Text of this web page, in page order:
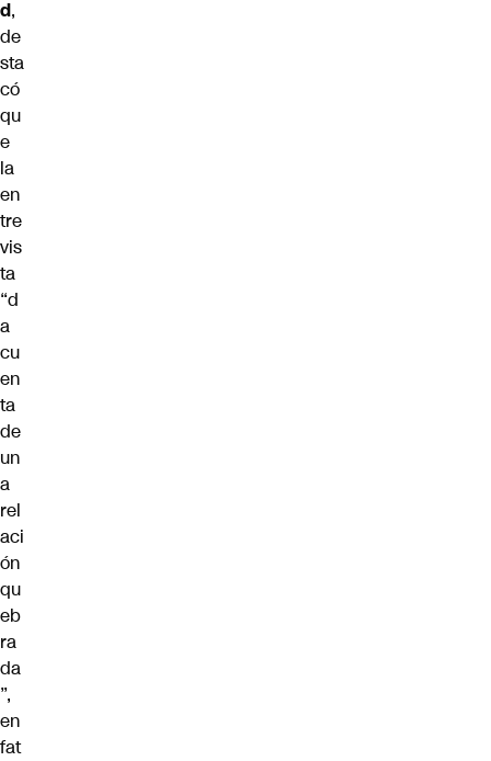
d,
de
sta
có
qu
e
la
en
tre
vis
ta
“d
a
cu
en
ta
de
un
a
rel
aci
ón
qu
eb
ra
da
”,
en
fat